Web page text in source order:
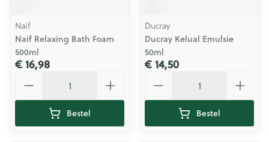
Naif
Naif Relaxing Bath Foam
500ml
€ 16,98
Bestel
Ducray
Ducray Kelual Emulsie
50ml
€ 14,50
Bestel